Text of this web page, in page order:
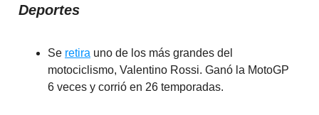
Deportes
Se retira uno de los más grandes del
motociclismo, Valentino Rossi. Ganó la MotoGP
6 veces y corrió en 26 temporadas.